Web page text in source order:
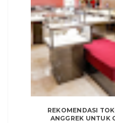
REKOMENDASI
ANGGREK UNTUK